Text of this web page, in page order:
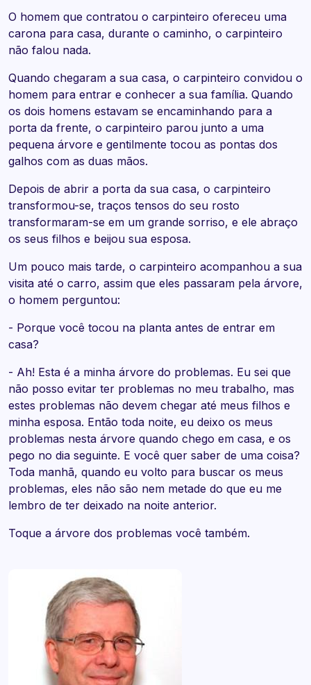
O homem que contratou o carpinteiro ofereceu uma
carona para casa, durante o caminho, o carpinteiro
não falou nada.
Quando chegaram a sua casa, o carpinteiro convidou o
homem para entrar e conhecer a sua família. Quando
os dois homens estavam se encaminhando para a
porta da frente, o carpinteiro parou junto a uma
pequena árvore e gentilmente tocou as pontas dos
galhos com as duas mãos.
Depois de abrir a porta da sua casa, o carpinteiro
transformou-se, traços tensos do seu rosto
transformaram-se em um grande sorriso, e ele abraço
os seus filhos e beijou sua esposa.
Um pouco mais tarde, o carpinteiro acompanhou a sua
visita até o carro, assim que eles passaram pela árvore,
o homem perguntou:
- Porque você tocou na planta antes de entrar em
casa?
- Ah! Esta é a minha árvore do problemas. Eu sei que
não posso evitar ter problemas no meu trabalho, mas
estes problemas não devem chegar até meus filhos e
minha esposa. Então toda noite, eu deixo os meus
problemas nesta árvore quando chego em casa, e os
pego no dia seguinte. E você quer saber de uma coisa?
Toda manhã, quando eu volto para buscar os meus
problemas, eles não são nem metade do que eu me
lembro de ter deixado na noite anterior.
Toque a árvore dos problemas você também.